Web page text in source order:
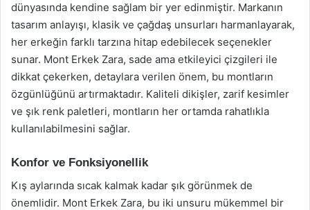
dünyasında kendine sağlam bir yer edinmiştir. Markanın
tasarım anlayışı, klasik ve çağdaş unsurları harmanlayarak,
her erkeğin farklı tarzına hitap edebilecek seçenekler
sunar. Mont Erkek Zara, sade ama etkileyici çizgileri ile
dikkat çekerken, detaylara verilen önem, bu montların
özgünlüğünü artırmaktadır. Kaliteli dikişler, zarif kesimler
ve şık renk paletleri, montların her ortamda rahatlıkla
kullanılabilmesini sağlar.
Konfor ve Fonksiyonellik
Kış aylarında sıcak kalmak kadar şık görünmek de
önemlidir. Mont Erkek Zara, bu iki unsuru mükemmel bir